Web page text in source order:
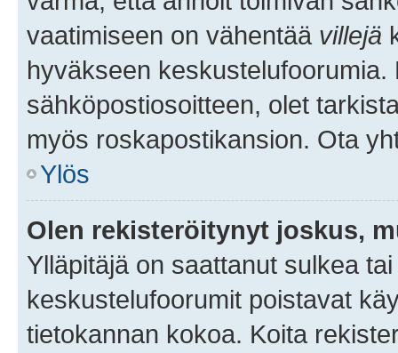
vaatimiseen on vähentää villejä
hyväkseen
sähköpostiosoitteen, olet
myös roskapostikansion. Ota
Ylös
Olen rekisteröitynyt joskus,
Ylläpitäjä on saattanut sulkea
keskustelufoorumit poistavat
tietokannan kokoa. Koita